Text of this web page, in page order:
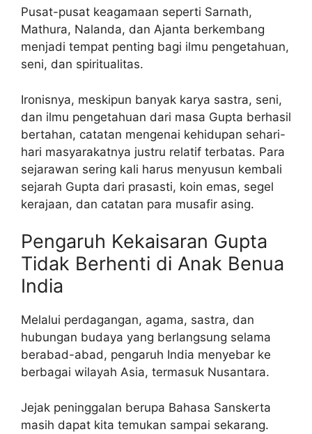
Pusat-pusat keagamaan seperti Sarnath,
Mathura, Nalanda, dan Ajanta berkembang
menjadi tempat penting bagi ilmu pengetahuan,
seni, dan spiritualitas.
Ironisnya, meskipun banyak karya sastra, seni,
dan ilmu pengetahuan dari masa Gupta berhasil
bertahan, catatan mengenai kehidupan sehari-
hari masyarakatnya justru relatif terbatas. Para
sejarawan sering kali harus menyusun kembali
sejarah Gupta dari prasasti, koin emas, segel
kerajaan, dan catatan para musafir asing.
Pengaruh Kekaisaran Gupta
Tidak Berhenti di Anak Benua
India
Melalui perdagangan, agama, sastra, dan
hubungan budaya yang berlangsung selama
berabad-abad, pengaruh India menyebar ke
berbagai wilayah Asia, termasuk Nusantara.
Jejak peninggalan berupa Bahasa Sanskerta
masih dapat kita temukan sampai sekarang.